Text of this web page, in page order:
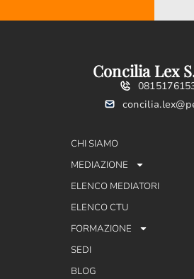
Concilia Lex
CHI SIAMO
MEDIAZIONE
ELENCO MEDIATORI
ELENCO CTU
FORMAZIONE
SEDI
BLOG